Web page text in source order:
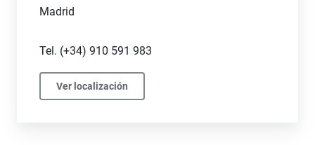
Madrid
Tel. (+34) 910 591 983
Ver localización